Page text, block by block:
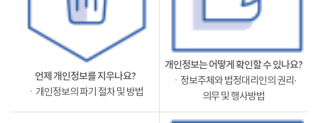
언제 개인정보를 지우나요?
ㆍ개인정보의 파기 절차 및 방법
개인정보는 어떻게 확인할 수 있나요?
ㆍ정보주체와 법정대리인의 권리·
의무 및 행사방법